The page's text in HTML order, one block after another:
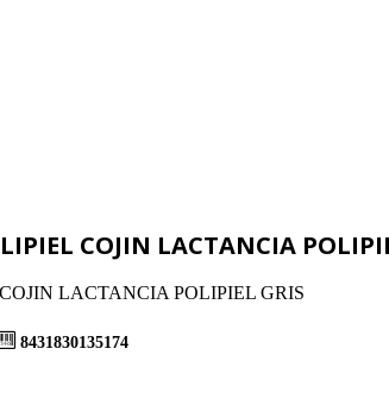
COJIN LACTANCIA
LACTANCIA POLIPIEL GRIS
8431830135174